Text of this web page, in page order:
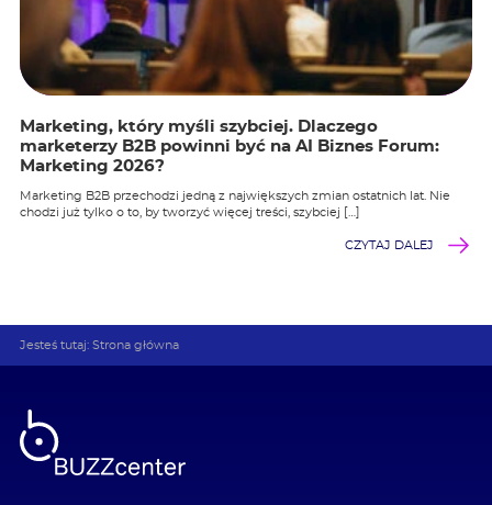
Marketing, który myśli szybciej. Dlaczego
marketerzy B2B powinni być na AI Biznes Forum:
Marketing 2026?
Marketing B2B przechodzi jedną z największych zmian ostatnich lat. Nie
chodzi już tylko o to, by tworzyć więcej treści, szybciej […]
CZYTAJ DALEJ
Jesteś tutaj: Strona główna